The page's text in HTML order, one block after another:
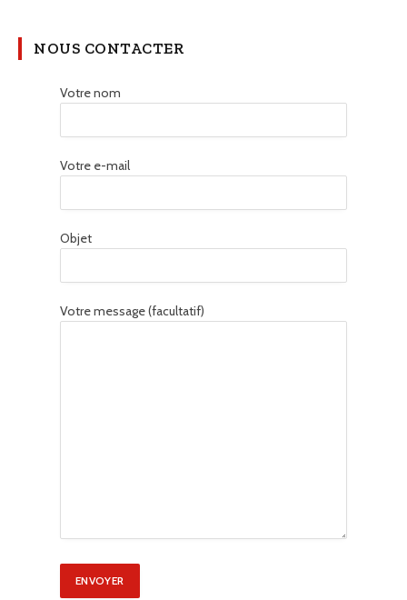
NOUS CONTACTER
Votre nom
Votre e-mail
Objet
Votre message (facultatif)